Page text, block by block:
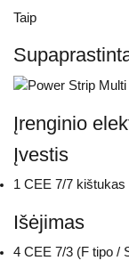
Taip
Įrenginio
Įvestis
1 CEE 7/7 kištukas
Išėjimas
4 CEE 7/3 (F tipo /